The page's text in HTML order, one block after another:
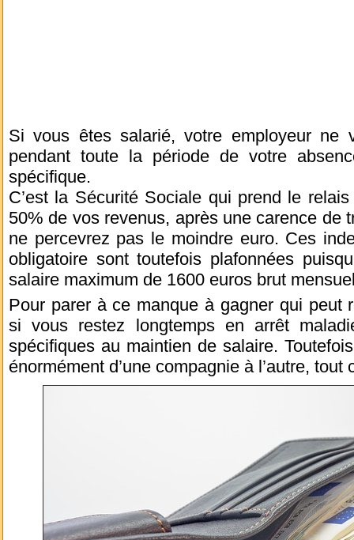
Si vous êtes salarié, votre employeur ne
pendant toute la période de votre
spécifique.
C’est la Sécurité Sociale qui prend le
50% de vos revenus, après une carence de
ne percevrez pas le moindre euro. Ces
obligatoire sont toutefois plafonnées
salaire maximum de 1600 euros brut
Pour parer à ce manque à gagner qui peut
si vous restez longtemps en arrêt
spécifiques au maintien de salaire.
énormément d’une compagnie à l’autre, tout